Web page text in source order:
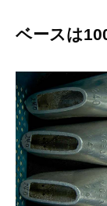
ベースは